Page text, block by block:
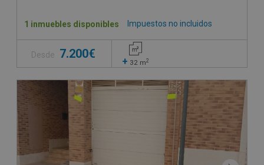
Impuestos no incluidos
1 inmuebles disponibles
Desde 7.200€
+ 32 m2